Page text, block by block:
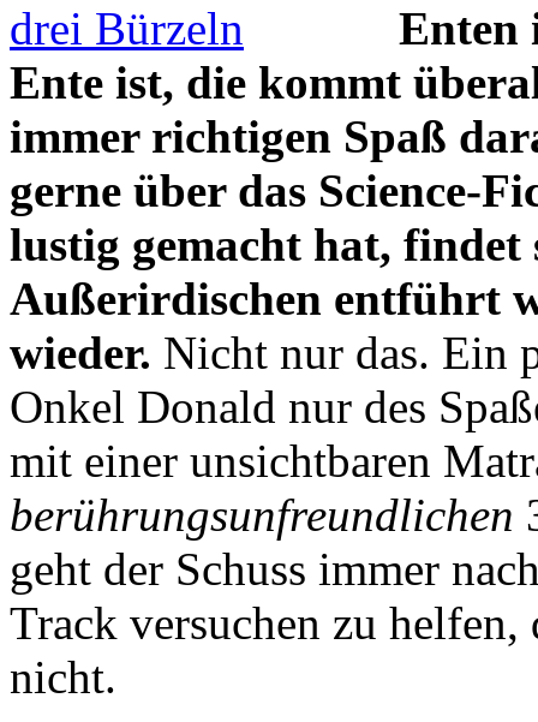
Enten
Ente ist, die kommt
immer richtigen Spaß
gerne über das Science-
lustig gemacht hat,
Außerirdischen entführt
wieder. Nicht nur das. Ein
Onkel Donald nur des
mit einer unsichtbaren
berührungsunfreundlichen
geht der Schuss immer
Track versuchen zu
nicht.